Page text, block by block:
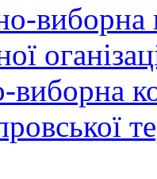
виборна
виборна